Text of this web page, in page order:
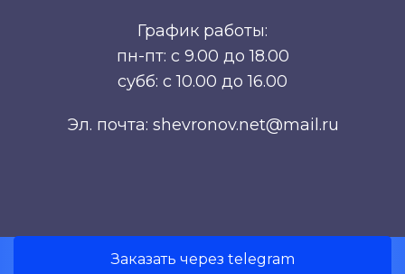
График работы:
пн-пт: с 9.00 до 18.00
субб: с 10.00 до 16.00
Эл. почта: shevronov.net@mail.ru
Разработка сайта Симферополь.
Заказать через telegram